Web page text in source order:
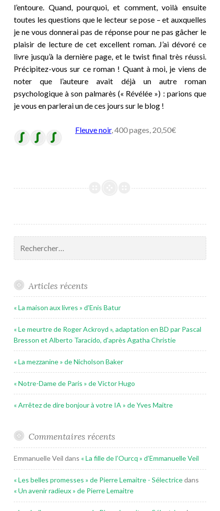
l’entoure. Quand, pourquoi, et comment, voilà ensuite
toutes les questions que le lecteur se pose – et auxquelles
je ne vous donnerai pas de réponse pour ne pas gâcher le
plaisir de lecture de cet excellent roman. J’ai dévoré ce
livre jusqu’à la dernière page, et le twist final très réussi.
Précipitez-vous sur ce roman ! Quant à moi, je viens de
noter que l’auteure avait déjà un autre roman
psychologique à son palmarès (« Révélée ») : parions que
je vous en parlerai un de ces jours sur le blog !
Fleuve noir, 400 pages, 20,50€
Articles récents
« La maison aux livres » d’Enis Batur
« Le meurtre de Roger Ackroyd », adaptation en BD par Pascal
Bresson et Alberto Taracido, d’après Agatha Christie
« La mezzanine » de Nicholson Baker
« Notre-Dame de Paris » de Victor Hugo
« Arrêtez de dire bonjour à votre IA » de Yves Maitre
Commentaires récents
Emmanuelle Veil dans « La fille de l’Ourcq » d’Emmanuelle Veil
« Les belles promesses » de Pierre Lemaitre - Sélectricedans
« Un avenir radieux » de Pierre Lemaitre